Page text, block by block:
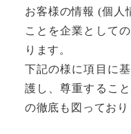
お客様の情報 (個人
ことを企業として
ります。
下記の様に項目に
護し、尊重するこ
の徹底も図っており